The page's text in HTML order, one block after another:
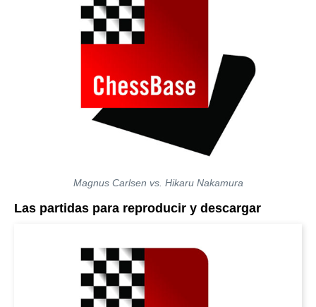
Magnus Carlsen vs. Hikaru Nakamura
Las partidas para reproducir y descargar